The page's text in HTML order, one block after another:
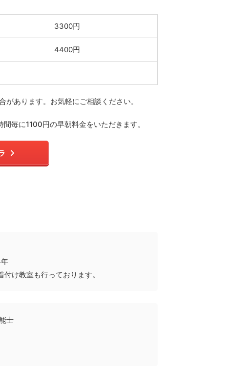
3300円
4400円
あります。お気軽にご相談ください。
毎に1100円の早朝料金をいただきます。
け教室も行っております。
士